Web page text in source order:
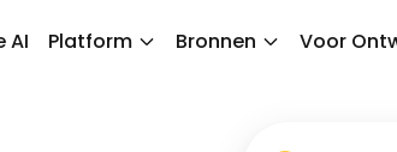
AI Platform Bronnen Voor